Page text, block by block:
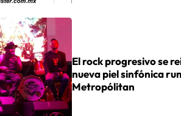
El rock progresivo se
nueva piel sinfónica
Metropólitan